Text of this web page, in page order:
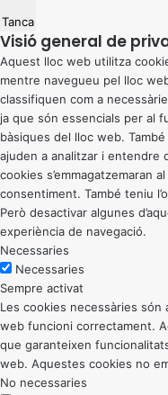
Tanca
Visió general de
Aquest lloc web utilitza
mentre navegueu pel lloc
classifiquen com a
ja que són essencials per al
bàsiques del lloc web.
ajuden a analitzar i entendre
cookies s’emmagatzemaran
consentiment. També teniu
Però desactivar algunes
experiència de navegació.
Necessaries
Necessaries
Sempre activat
Les cookies necessàries
web funcioni correctament.
que garanteixen
web. Aquestes cookies no
No necessaries